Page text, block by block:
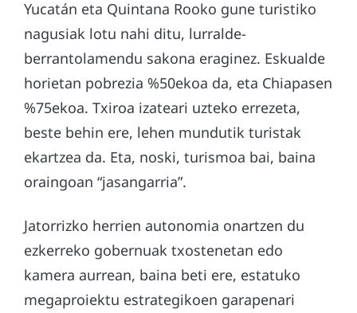
Yucatán eta Quintana Rooko gune turistiko
nagusiak lotu nahi ditu, lurralde-
berrantolamendu sakona eraginez. Eskualde
horietan pobrezia %50ekoa da, eta Chiapasen
%75ekoa. Txiroa izateari uzteko errezeta,
beste behin ere, lehen mundutik turistak
ekartzea da. Eta, noski, turismoa bai, baina
oraingoan “jasangarria”.
Jatorrizko herrien autonomia onartzen du
ezkerreko gobernuak txostenetan edo
kamera aurrean, baina beti ere, estatuko
megaproiektu estrategikoen garapenari